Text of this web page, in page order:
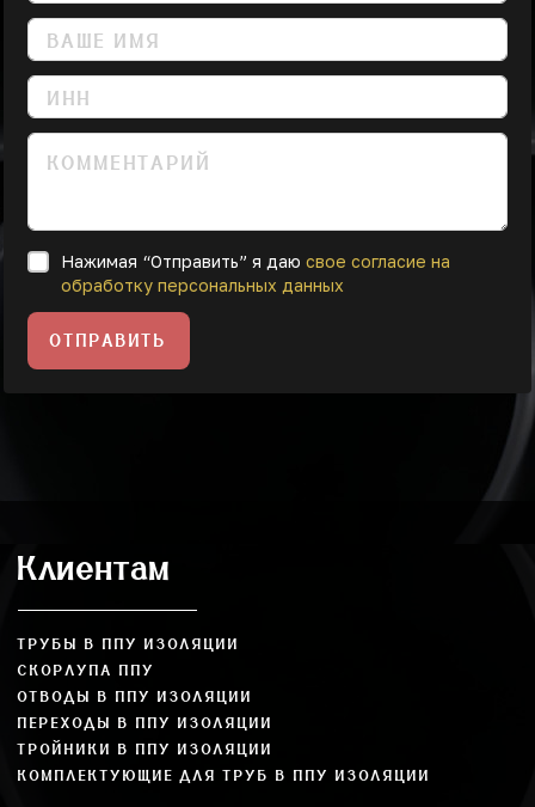
Нажимая “Отправить” я даю свое согласие на
обработку персональных данных
ОТПРАВИТЬ
Клиентам
ТРУБЫ В ППУ ИЗОЛЯЦИИ
СКОРЛУПА ППУ
ОТВОДЫ В ППУ ИЗОЛЯЦИИ
ПЕРЕХОДЫ В ППУ ИЗОЛЯЦИИ
ТРОЙНИКИ В ППУ ИЗОЛЯЦИИ
КОМПЛЕКТУЮЩИЕ ДЛЯ ТРУБ В ППУ ИЗОЛЯЦИИ